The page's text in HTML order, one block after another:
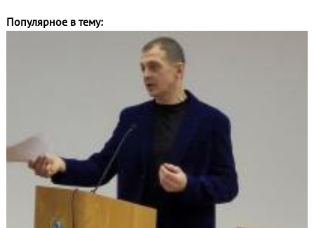
Популярное в тему: